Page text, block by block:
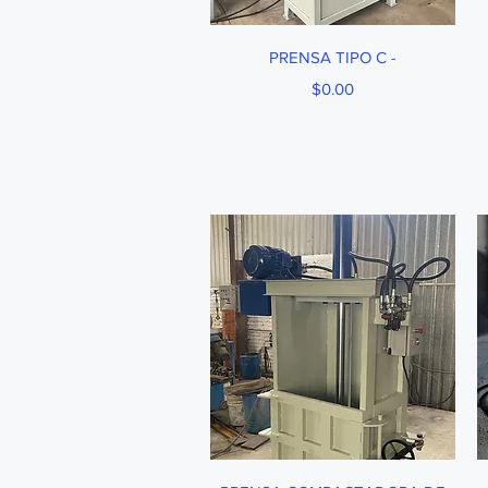
Vista rápida
PRENSA TIPO C -
Precio
$0.00